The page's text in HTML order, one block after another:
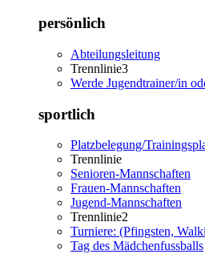
persönlich
Abteilungsleitung
Trennlinie3
Werde Jugendtrainer/in
sportlich
Platzbelegung/
Trennlinie
Senioren-Mannschaften
Frauen-Mannschaften
Jugend-Mannschaften
Trennlinie2
Turniere: (Pfingsten,
Tag des Mädchenfussballs